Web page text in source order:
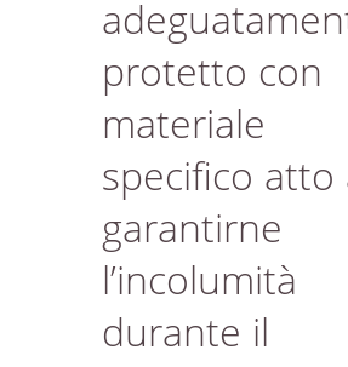
protetto con
materiale
specifico atto
garantirne
l’incolumità
durante il